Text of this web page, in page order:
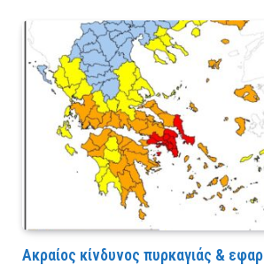
Ακραίος κίνδυνος πυρκαγιάς &